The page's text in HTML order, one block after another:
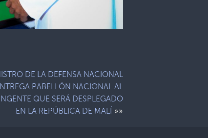
DE LA DEFENSA NACIONAL
PABELLÓN NACIONAL AL
QUE SERÁ DESPLEGADO
EN LA REPÚBLICA DE MALÍ »»